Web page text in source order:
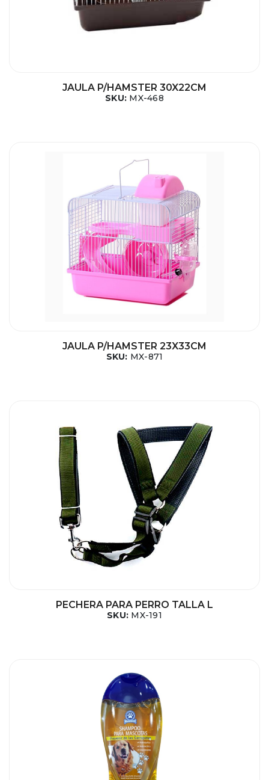
JAULA P/HAMSTER 30X22CM
SKU: MX-468
JAULA P/HAMSTER 23X33CM
SKU: MX-871
PECHERA PARA PERRO TALLA L
SKU: MX-191